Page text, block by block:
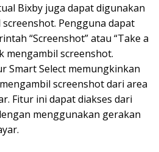
Bixby juga dapat digunakan
Pengguna dapat
“Screenshot” atau “Take a
mengambil screenshot.
Smart Select memungkinkan
screenshot dari area
Fitur ini dapat diakses dari
menggunakan gerakan